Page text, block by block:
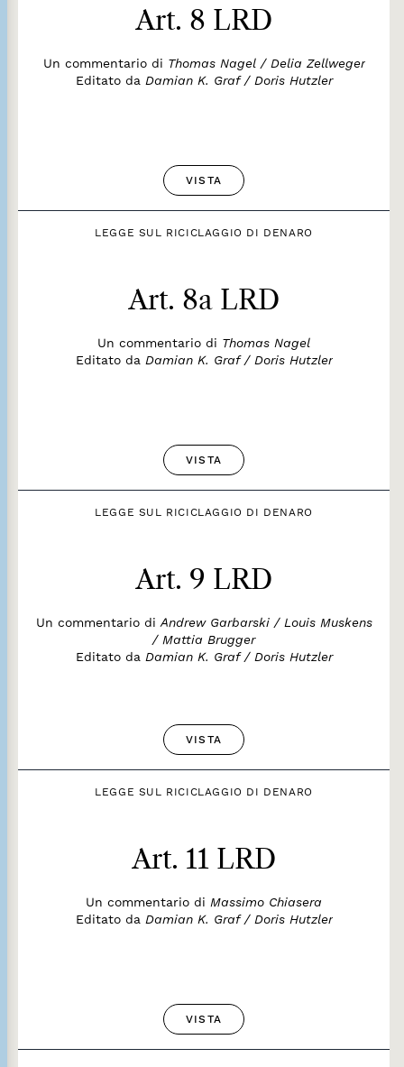
Art. 8 LRD
Un commentario di Thomas Nagel / Delia Zellweger
Editato da Damian K. Graf / Doris Hutzler
VISTA
LEGGE SUL RICICLAGGIO DI DENARO
Art. 8a LRD
Un commentario di Thomas Nagel
Editato da Damian K. Graf / Doris Hutzler
VISTA
LEGGE SUL RICICLAGGIO DI DENARO
Art. 9 LRD
Un commentario di Andrew Garbarski / Louis Muskens
/ Mattia Brugger
Editato da Damian K. Graf / Doris Hutzler
VISTA
LEGGE SUL RICICLAGGIO DI DENARO
Art. 11 LRD
Un commentario di Massimo Chiasera
Editato da Damian K. Graf / Doris Hutzler
VISTA